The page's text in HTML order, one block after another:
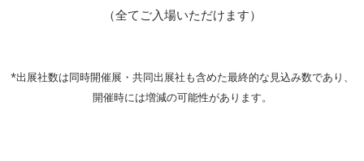
（全てご入場いただけます）
*出展社数は同時開催展・共同出展社も含めた最終的な見込み数であり、
開催時には増減の可能性があります。